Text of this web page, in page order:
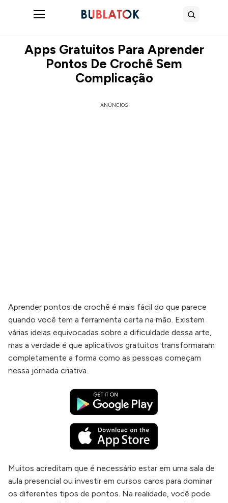
Buscar
Apps Gratuitos Para Aprender
Pontos De Crochê Sem
Complicação
ANÚNCIOS
Aprender pontos de crochê é mais fácil do que parece
quando você tem a ferramenta certa na mão. Existem
várias ideias equivocadas sobre a dificuldade dessa arte,
mas a verdade é que aplicativos gratuitos transformaram
completamente a forma como as pessoas começam
nessa jornada criativa.
Muitos acreditam que é necessário estar em uma sala de
aula presencial ou investir em cursos caros para dominar
os diferentes tipos de pontos. Na realidade, você pode